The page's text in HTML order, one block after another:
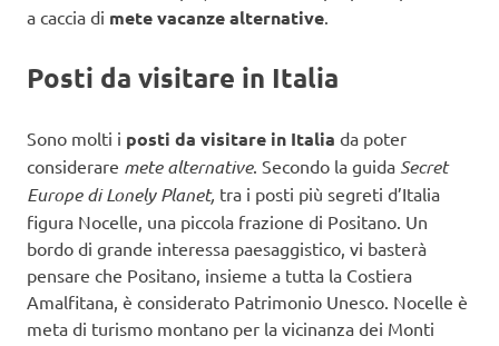
a caccia di mete vacanze alternative
Posti da visitare in Italia
Sono molti i posti da visitare in Italia da poter
considerare mete alternative. Secondo la guida Secret
Europe di Lonely Planet, tra i posti più segreti d’Italia
figura Nocelle, una piccola frazione di Positano. Un
bordo di grande interessa paesaggistico, vi basterà
pensare che Positano, insieme a tutta la Costiera
Amalfitana, è considerato Patrimonio Unesco. Nocelle è
meta di turismo montano per la vicinanza dei Monti